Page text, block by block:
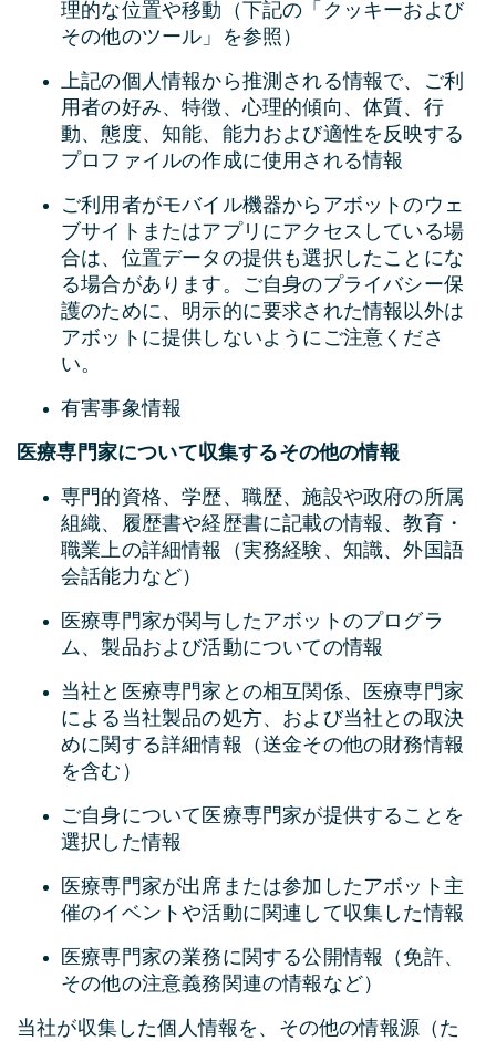
理的な位置や移動（下記の「クッキーおよび
その他のツール」を参照）
上記の個人情報から推測される情報で、ご利
用者の好み、特徴、心理的傾向、体質、行
動、態度、知能、能力および適性を反映する
プロファイルの作成に使用される情報
ご利用者がモバイル機器からアボットのウェ
ブサイトまたはアプリにアクセスしている場
合は、位置データの提供も選択したことにな
る場合があります。ご自身のプライバシー保
護のために、明示的に要求された情報以外は
アボットに提供しないようにご注意くださ
い。
有害事象情報
医療専門家について収集するその他の情報
専門的資格、学歴、職歴、施設や政府の所属
組織、履歴書や経歴書に記載の情報、教育・
職業上の詳細情報（実務経験、知識、外国語
会話能力など）
医療専門家が関与したアボットのプログラ
ム、製品および活動についての情報
当社と医療専門家との相互関係、医療専門家
による当社製品の処方、および当社との取決
めに関する詳細情報（送金その他の財務情報
を含む）
ご自身について医療専門家が提供することを
選択した情報
医療専門家が出席または参加したアボット主
催のイベントや活動に関連して収集した情報
医療専門家の業務に関する公開情報（免許、
その他の注意義務関連の情報など）
当社が収集した個人情報を、その他の情報源（た